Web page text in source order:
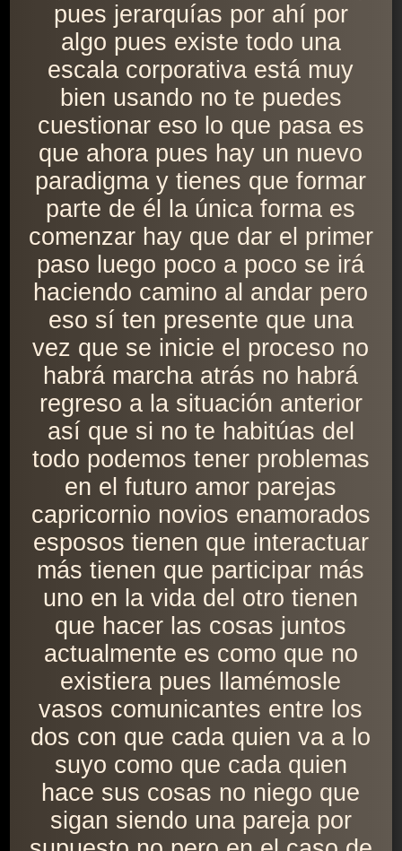
pues jerarquías por ahí por
algo pues existe todo una
escala corporativa está muy
bien usando no te puedes
cuestionar eso lo que pasa es
que ahora pues hay un nuevo
paradigma y tienes que formar
parte de él la única forma es
comenzar hay que dar el primer
paso luego poco a poco se irá
haciendo camino al andar pero
eso sí ten presente que una
vez que se inicie el proceso no
habrá marcha atrás no habrá
regreso a la situación anterior
así que si no te habitúas del
todo podemos tener problemas
en el futuro amor parejas
capricornio novios enamorados
esposos tienen que interactuar
más tienen que participar más
uno en la vida del otro tienen
que hacer las cosas juntos
actualmente es como que no
existiera pues llamémosle
vasos comunicantes entre los
dos con que cada quien va a lo
suyo como que cada quien
hace sus cosas no niego que
sigan siendo una pareja por